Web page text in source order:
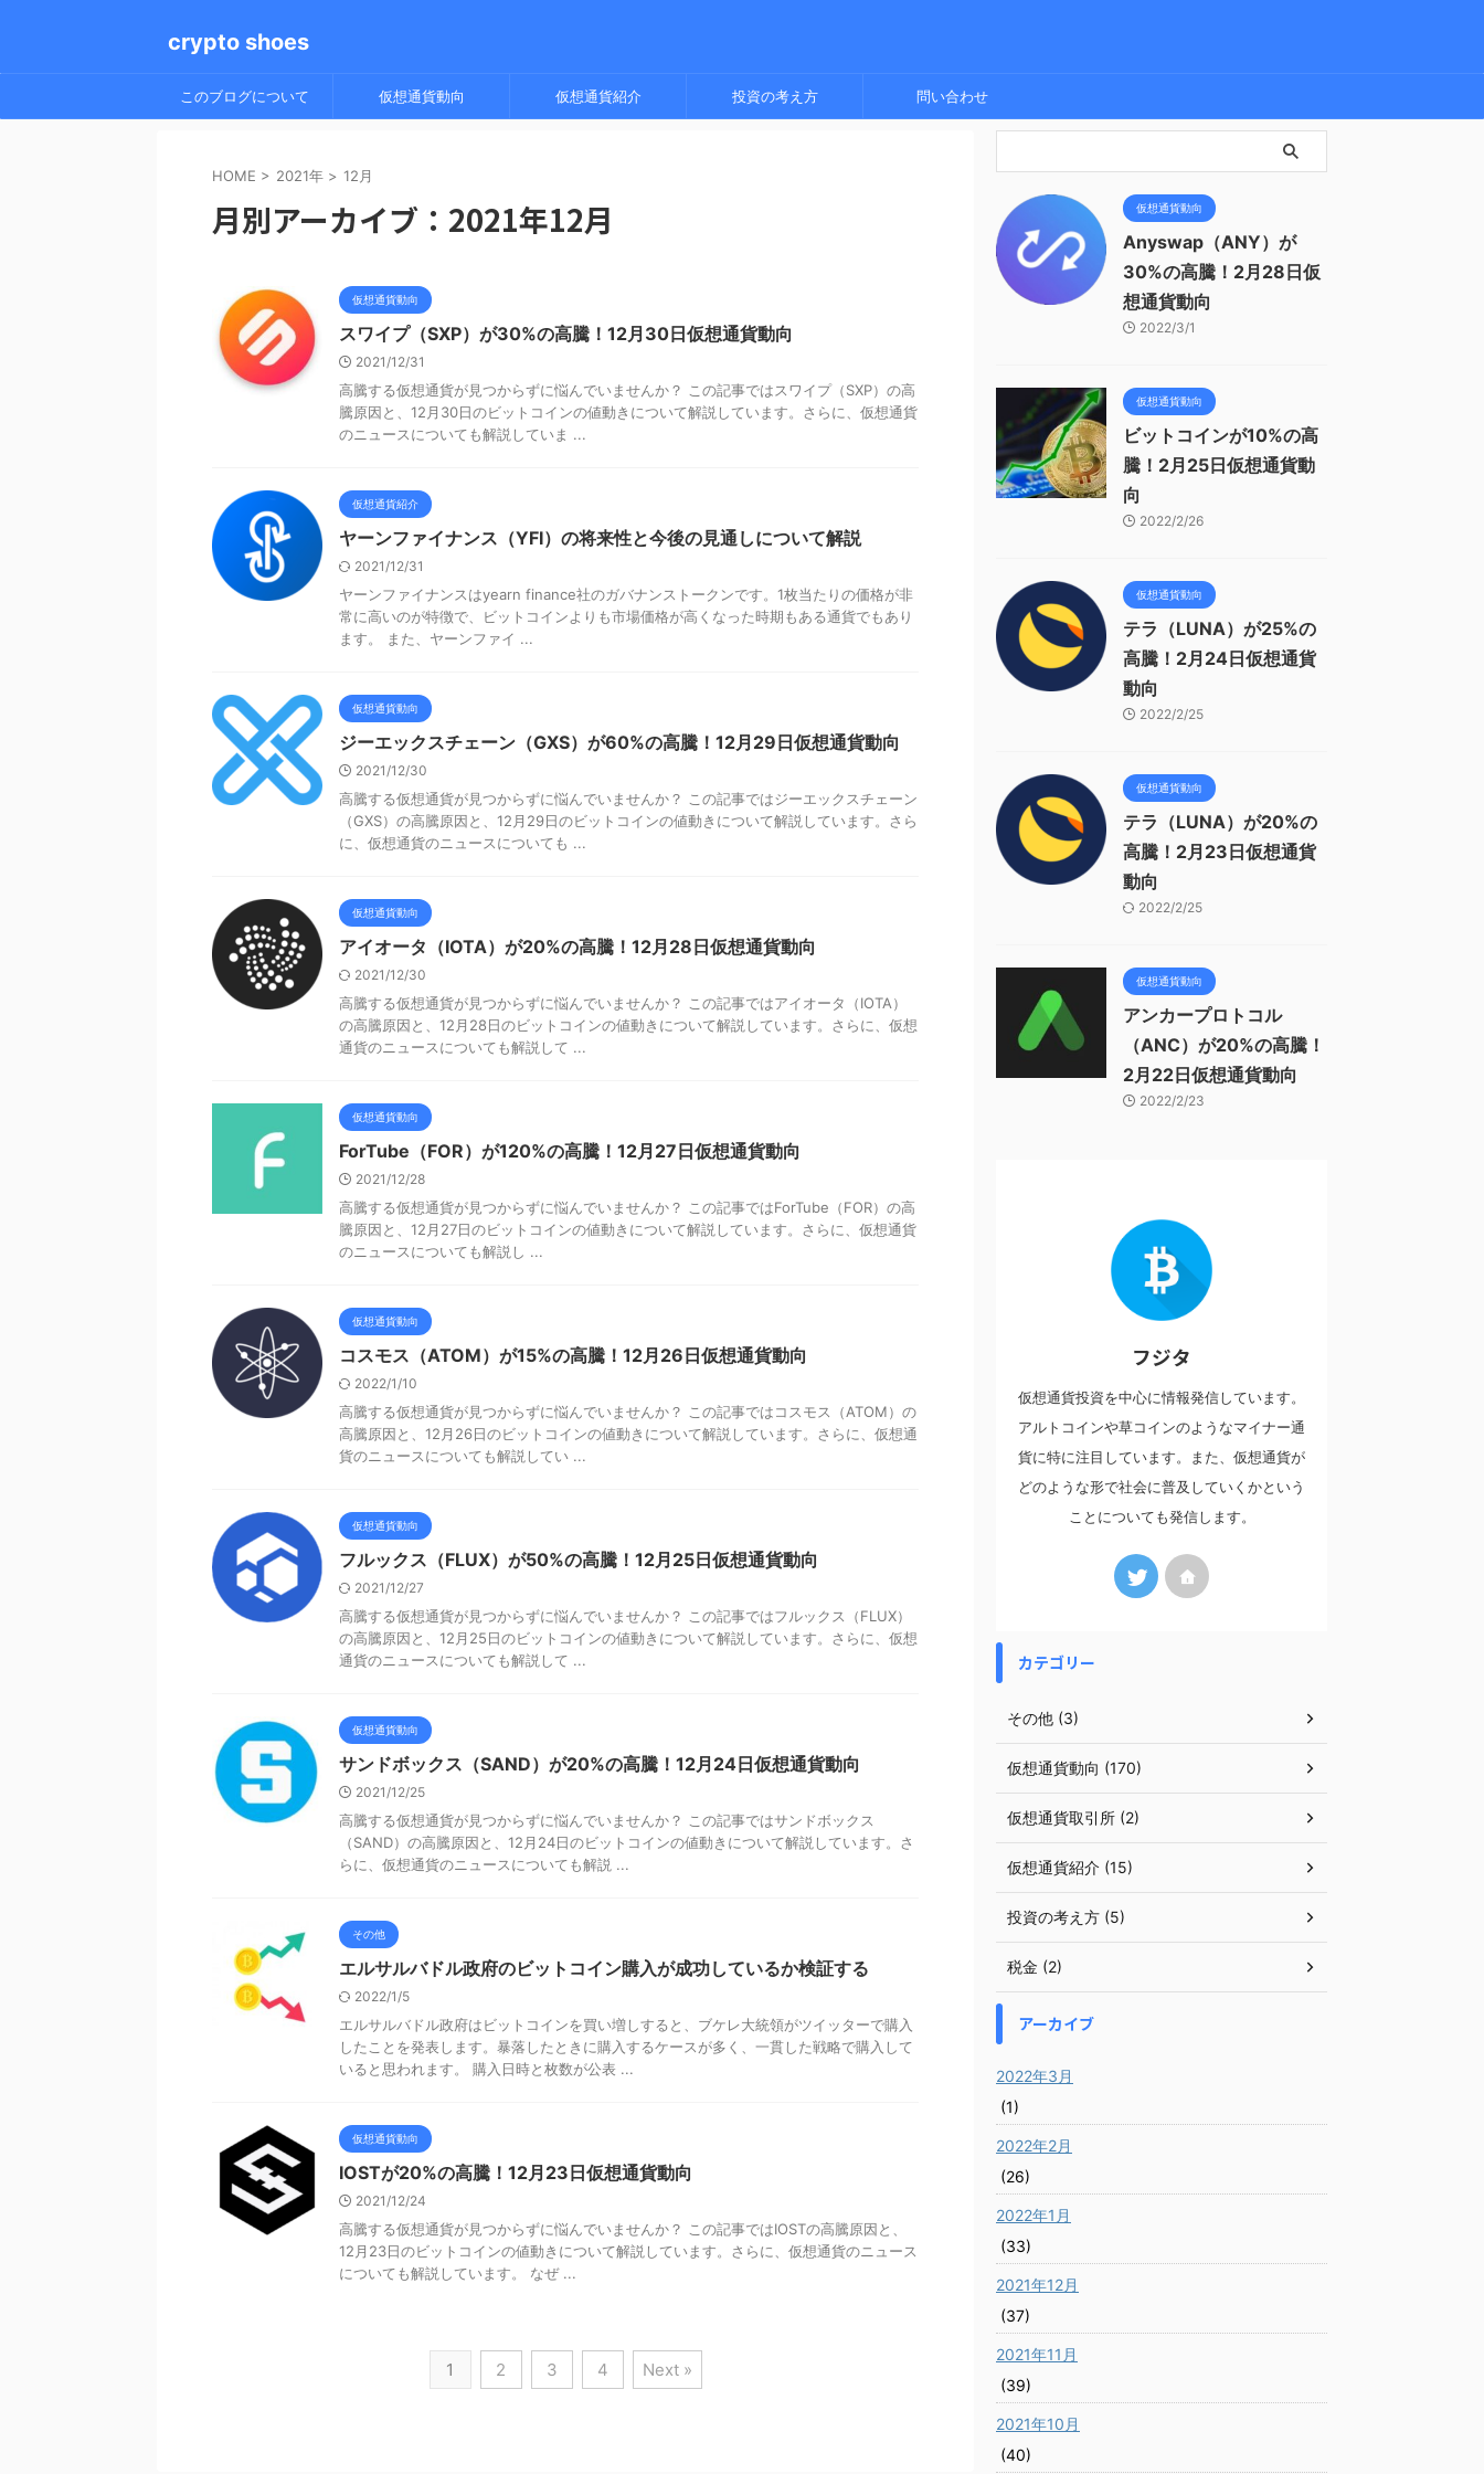
crypto shoes
このブログについて 仮想通貨動向 仮想通貨紹介 投資の考え方 問い合わせ
HOME > 2021年 > 12月
月別アーカイブ：2021年12月
仮想通貨動向
スワイプ（SXP）が30%の高騰！12月30日仮想通貨動向
2021/12/31
高騰する仮想通貨が見つからずに悩んでいませんか？ この記事ではスワイプ（SXP）の高
騰原因と、12月30日のビットコインの値動きについて解説しています。さらに、仮想通貨
のニュースについても解説していま ...
仮想通貨紹介
ヤーンファイナンス（YFI）の将来性と今後の見通しについて解説
2021/12/31
ヤーンファイナンスはyearn finance社のガバナンストークンです。1枚当たりの価格が非
常に高いのが特徴で、ビットコインよりも市場価格が高くなった時期もある通貨でもあり
ます。 また、ヤーンファイ ...
仮想通貨動向
ジーエックスチェーン（GXS）が60%の高騰！12月29日仮想通貨動向
2021/12/30
高騰する仮想通貨が見つからずに悩んでいませんか？ この記事ではジーエックスチェーン
（GXS）の高騰原因と、12月29日のビットコインの値動きについて解説しています。さら
に、仮想通貨のニュースについても ...
仮想通貨動向
アイオータ（IOTA）が20%の高騰！12月28日仮想通貨動向
2021/12/30
高騰する仮想通貨が見つからずに悩んでいませんか？ この記事ではアイオータ（IOTA）
の高騰原因と、12月28日のビットコインの値動きについて解説しています。さらに、仮想
通貨のニュースについても解説して ...
仮想通貨動向
ForTube（FOR）が120%の高騰！12月27日仮想通貨動向
2021/12/28
高騰する仮想通貨が見つからずに悩んでいませんか？ この記事ではForTube（FOR）の高
騰原因と、12月27日のビットコインの値動きについて解説しています。さらに、仮想通貨
のニュースについても解説し ...
仮想通貨動向
コスモス（ATOM）が15%の高騰！12月26日仮想通貨動向
2022/1/10
高騰する仮想通貨が見つからずに悩んでいませんか？ この記事ではコスモス（ATOM）の
高騰原因と、12月26日のビットコインの値動きについて解説しています。さらに、仮想通
貨のニュースについても解説してい ...
仮想通貨動向
フルックス（FLUX）が50%の高騰！12月25日仮想通貨動向
2021/12/27
高騰する仮想通貨が見つからずに悩んでいませんか？ この記事ではフルックス（FLUX）
の高騰原因と、12月25日のビットコインの値動きについて解説しています。さらに、仮想
通貨のニュースについても解説して ...
仮想通貨動向
サンドボックス（SAND）が20%の高騰！12月24日仮想通貨動向
2021/12/25
高騰する仮想通貨が見つからずに悩んでいませんか？ この記事ではサンドボックス
（SAND）の高騰原因と、12月24日のビットコインの値動きについて解説しています。さ
らに、仮想通貨のニュースについても解説 ...
その他
エルサルバドル政府のビットコイン購入が成功しているか検証する
2022/1/5
エルサルバドル政府はビットコインを買い増しすると、ブケレ大統領がツイッターで購入
したことを発表します。暴落したときに購入するケースが多く、一貫した戦略で購入して
いると思われます。 購入日時と枚数が公表 ...
仮想通貨動向
IOSTが20%の高騰！12月23日仮想通貨動向
2021/12/24
高騰する仮想通貨が見つからずに悩んでいませんか？ この記事ではIOSTの高騰原因と、
12月23日のビットコインの値動きについて解説しています。さらに、仮想通貨のニュース
についても解説しています。 なぜ ...
1 2 3 4 Next »
仮想通貨動向
Anyswap（ANY）が
30%の高騰！2月28日仮
想通貨動向
2022/3/1
仮想通貨動向
ビットコインが10%の高
騰！2月25日仮想通貨動
向
2022/2/26
仮想通貨動向
テラ（LUNA）が25%の
高騰！2月24日仮想通貨
動向
2022/2/25
仮想通貨動向
テラ（LUNA）が20%の
高騰！2月23日仮想通貨
動向
2022/2/25
仮想通貨動向
アンカープロトコル
（ANC）が20%の高騰！
2月22日仮想通貨動向
2022/2/23
フジタ
仮想通貨投資を中心に情報発信しています。
アルトコインや草コインのようなマイナー通
貨に特に注目しています。また、仮想通貨が
どのような形で社会に普及していくかという
ことについても発信します。
カテゴリー
その他 (3)
仮想通貨動向 (170)
仮想通貨取引所 (2)
仮想通貨紹介 (15)
投資の考え方 (5)
税金 (2)
アーカイブ
2022年3月
(1)
2022年2月
(26)
2022年1月
(33)
2021年12月
(37)
2021年11月
(39)
2021年10月
(40)